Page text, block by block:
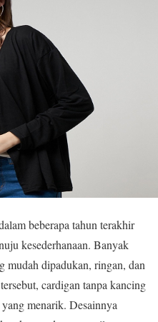
beberapa tahun terakhir
kesederhanaan. Banyak
mudah dipadukan, ringan, dan
cardigan tanpa kancing
menarik. Desainnya